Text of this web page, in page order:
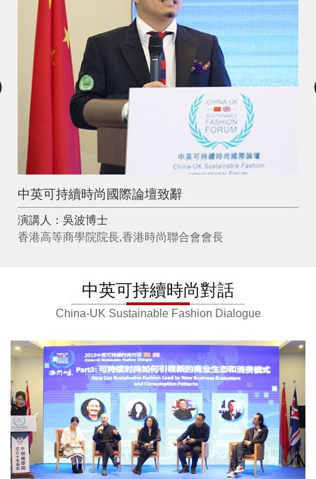
中英可持續時尚國際論壇致辭
演講人：吳波博士
香港高等商學院院長,香港時尚聯合會會長
中英可持續時尚對話
China-UK Sustainable Fashion Dialogue